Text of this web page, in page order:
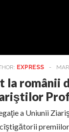
EXPRESS -
la românii
a Uniunii